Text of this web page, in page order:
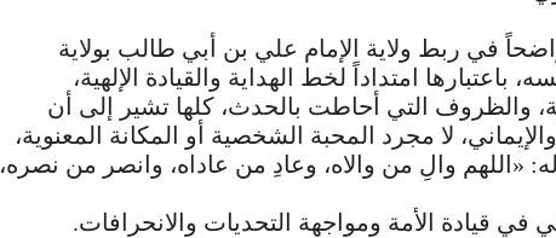
في ربط ولاية الإمام علي بن أبي طالب بولاية
امتداداً لخط الهداية والقيادة الإلهية،
والظروف التي أحاطت بالحدث، كلها تشير إلى أن
لا مجرد المحبة الشخصية أو المكانة المعنوية،
«اللهم والِ من والاه، وعادِ من عاداه، وانصر من نصره،
قيادة الأمة ومواجهة التحديات والانحرافات.